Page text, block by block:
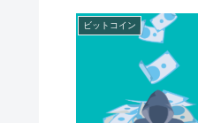
ビットコイン